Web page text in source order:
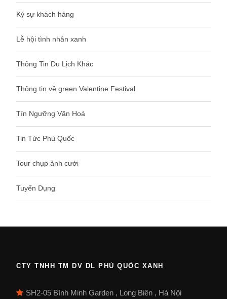
Ký sự khách hàng
Lễ hội tình nhân xanh
Thông Tin Du Lịch Khác
Thông tin về green Valentine Festival
Tín Ngưỡng Văn Hoá
Tin Tức Phú Quốc
Tour chụp ảnh cưới
Tuyển Dụng
CTY TNHH TM DV DL PHÚ QUỐC XANH
SH2-05 Bình Minh Garden , Long Biên , Hà Nội